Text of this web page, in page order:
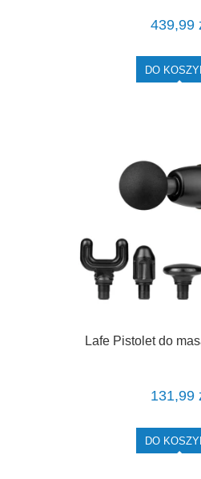
439,99
DO
Lafe Pistolet do
131,99
DO